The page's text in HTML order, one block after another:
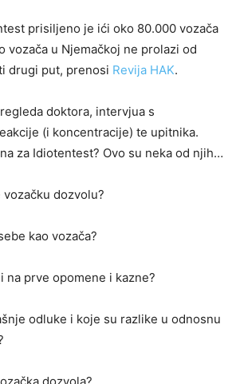
prisiljeno je ići oko 80.000 vozača
vozača u Njemačkoj ne prolazi od
drugi put, prenosi Revija HAK.
doktora, intervjua s
(i koncentracije) te upitnika.
za Idiotentest? Ovo su neka od njih…
dozvolu?
kao vozača?
na prve opomene i kazne?
odluke i koje su razlike u odnosnu